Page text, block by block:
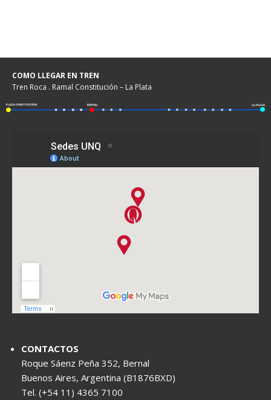
COMO LLEGAR EN TREN
Tren Roca . Ramal Constitución – La Plata
CONTACTOS
Roque Sáenz Peña 352, Bernal
Buenos Aires, Argentina (B1876BXD)
Tel. (+54 11) 4365 7100